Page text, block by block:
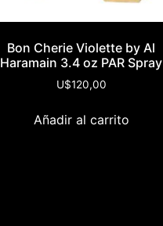
Bon Cherie Violette by Al
Haramain 3.4 oz PAR Spray
U$120,00
Añadir al carrito